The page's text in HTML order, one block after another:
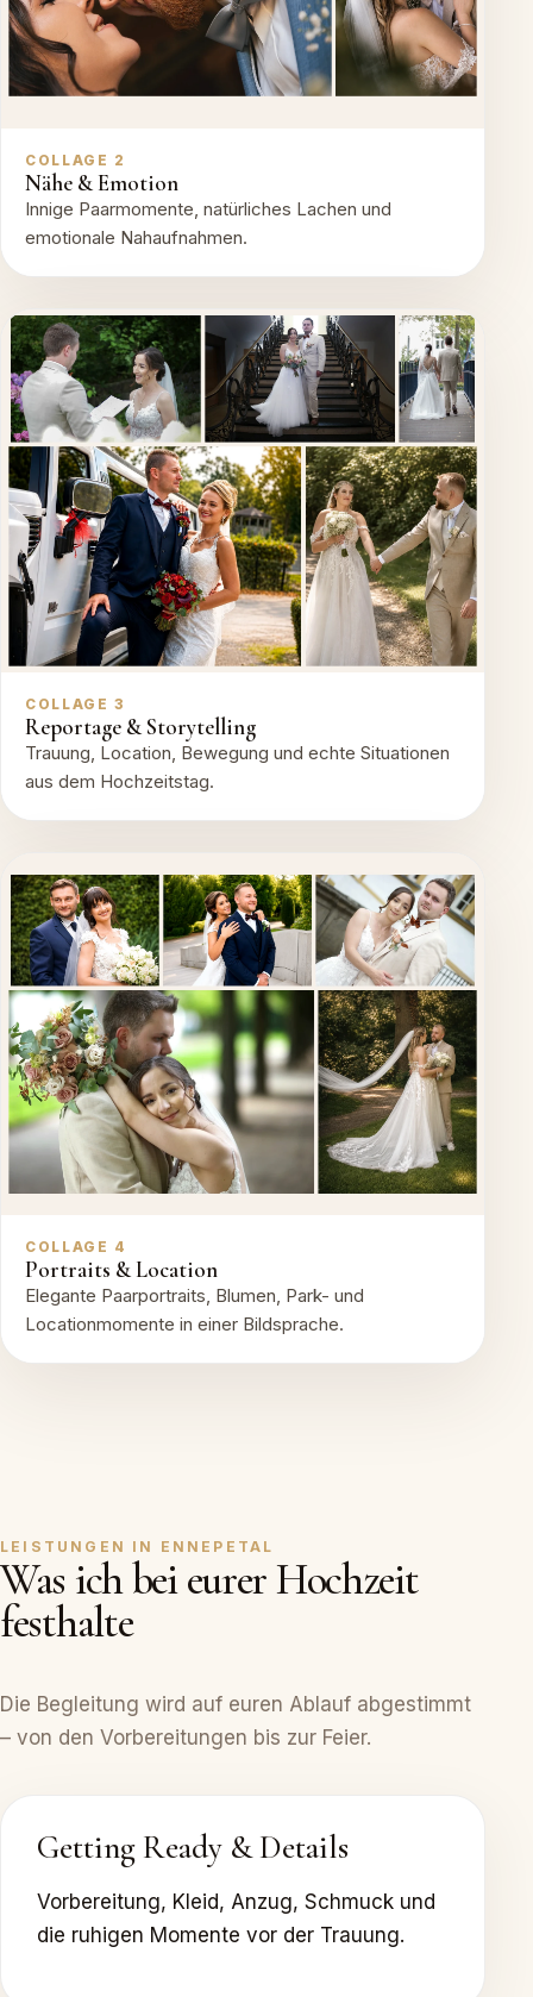
COLLAGE 2
Nähe & Emotion
Innige Paarmomente, natürliches Lachen und
emotionale Nahaufnahmen.
COLLAGE 3
Reportage & Storytelling
Trauung, Location, Bewegung und echte Situationen
aus dem Hochzeitstag.
COLLAGE 4
Portraits & Location
Elegante Paarportraits, Blumen, Park- und
Locationmomente in einer Bildsprache.
LEISTUNGEN IN ENNEPETAL
Was ich bei eurer Hochzeit
festhalte
Die Begleitung wird auf euren Ablauf abgestimmt
– von den Vorbereitungen bis zur Feier.
Getting Ready & Details
Vorbereitung, Kleid, Anzug, Schmuck und
die ruhigen Momente vor der Trauung.